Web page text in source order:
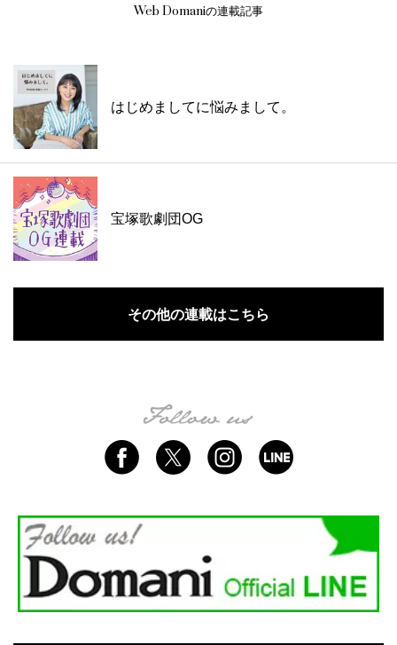
Web Domaniの連載記事
はじめましてに悩みまして。
宝塚歌劇団OG
その他の連載はこちら